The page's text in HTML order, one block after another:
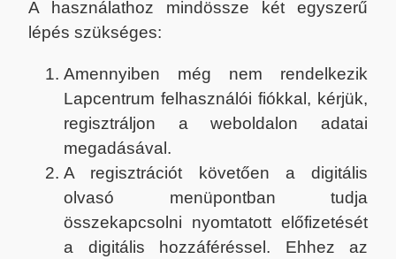
A használathoz mindössze két egyszerű
lépés szükséges:
Amennyiben még nem rendelkezik
Lapcentrum felhasználói fiókkal, kérjük,
regisztráljon a weboldalon adatai
megadásával.
A regisztrációt követően a digitális
olvasó menüpontban tudja
összekapcsolni nyomtatott előfizetését
a digitális hozzáféréssel. Ehhez az